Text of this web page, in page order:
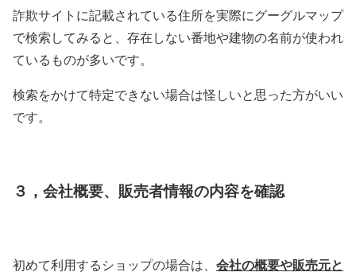
詐欺サイトに記載されている住所を実際にグーグルマップ
で検索してみると、存在しない番地や建物の名前が使われ
ているものが多いです。
検索をかけて特定できない場合は怪しいと思った方がいい
です。
３，会社概要、販売者情報の内容を確認
初めて利用するショップの場合は、 会社の概要や販売元と